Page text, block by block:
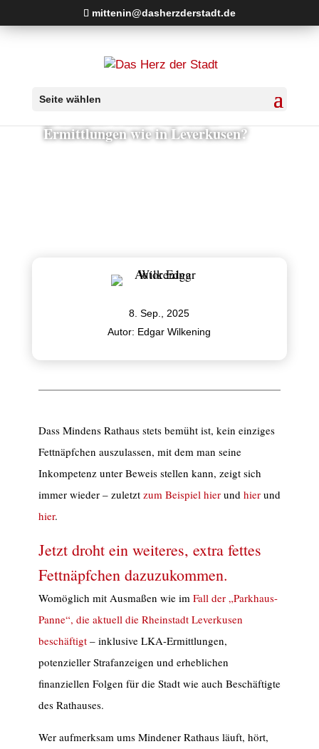
mittenin@dasherzderstadt.de
Seite wählen
Droht Mindens Rathaus eine
Ermittlungen wie in Leverkusen?
8. Sep., 2025
Autor: Edgar Wilkening
Dass Mindens Rathaus stets bemüht ist, kein einziges
Fettnäpfchen auszulassen, mit dem man seine
Inkompetenz unter Beweis stellen kann, zeigt sich
immer wieder – zuletzt zum Beispiel hierund hierund
hier.
Jetzt droht ein weiteres, extra fettes
Fettnäpfchen dazuzukommen.
Womöglich mit Ausmaßen wie im Fall der „Parkhaus-
Panne“, die aktuell die Rheinstadt Leverkusen
beschäftigt– inklusive LKA-Ermittlungen,
potenzieller Strafanzeigen und erheblichen
finanziellen Folgen für die Stadt wie auch Beschäftigte
des Rathauses.
Wer aufmerksam ums Mindener Rathaus läuft, hört,